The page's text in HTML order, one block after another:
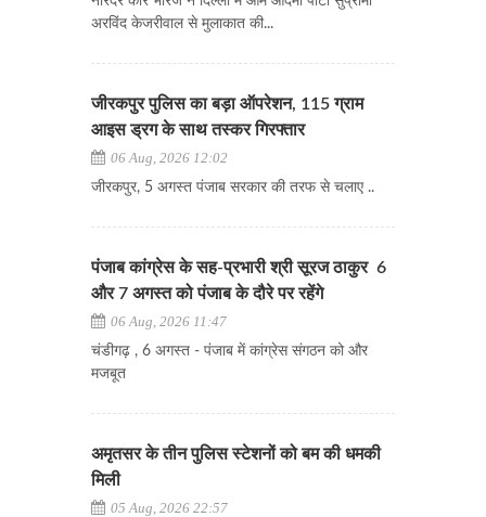
अरविंद केजरीवाल से मुलाकात की...
जीरकपुर पुलिस का बड़ा ऑपरेशन, 115 ग्राम
आइस ड्रग के साथ तस्कर गिरफ्तार
06 Aug, 2026 12:02
जीरकपुर, 5 अगस्त पंजाब सरकार की तरफ से चलाए ..
पंजाब कांग्रेस के सह-प्रभारी श्री सूरज ठाकुर 6
और 7 अगस्त को पंजाब के दौरे पर रहेंगे
06 Aug, 2026 11:47
चंडीगढ़ , 6 अगस्त - पंजाब में कांग्रेस संगठन को और
मजबूत
अमृतसर के तीन पुलिस स्टेशनों को बम की धमकी
मिली
05 Aug, 2026 22:57